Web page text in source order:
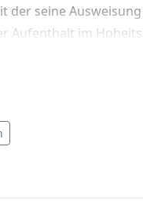
der seine
Aufenthalt im
über Ausländer
drei langen Jahren